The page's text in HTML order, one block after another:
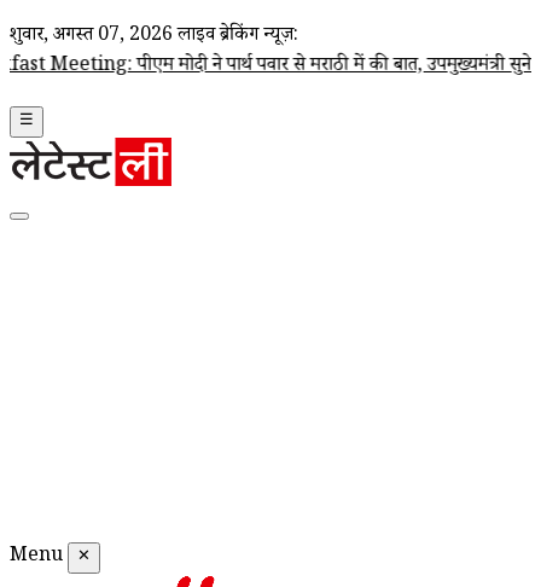
शुक्रवार, अगस्त 07, 2026 लाइव ब्रेकिंग न्यूज़:
मोदी ने पार्थ पवार से मराठी में की बात, उपमुख्यमंत्री सुनेत्रा पवार का
☰
Menu ✕